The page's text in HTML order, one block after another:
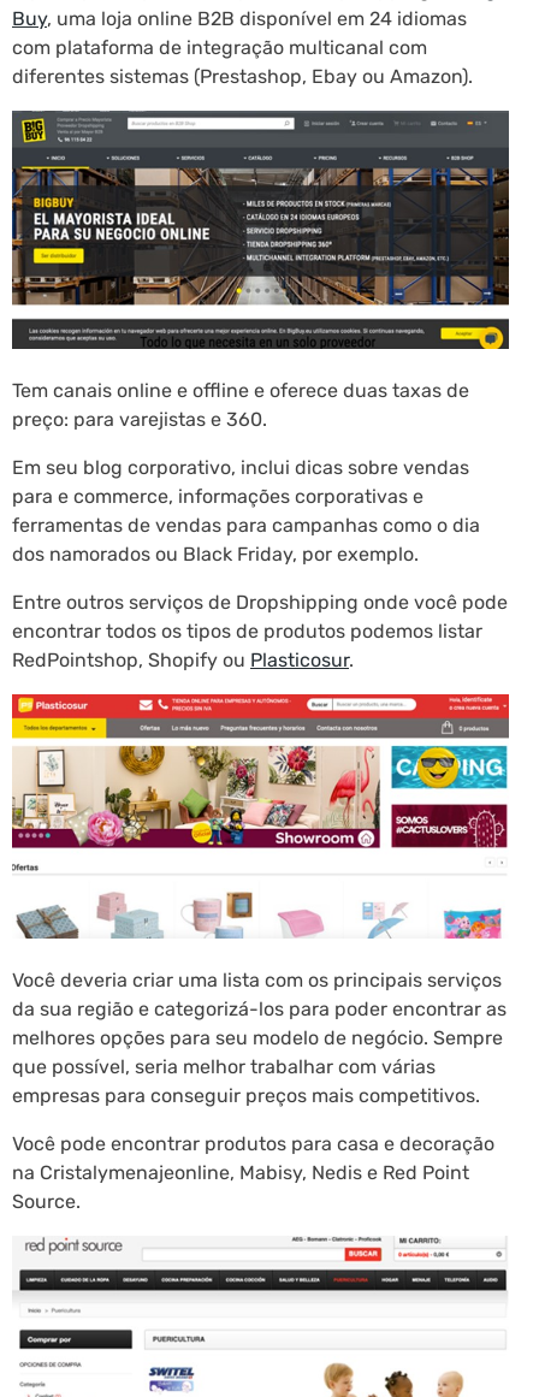
Buy, uma loja online B2B disponível em 24 idiomas
com plataforma de integração multicanal com
diferentes sistemas (Prestashop, Ebay ou Amazon).
Tem canais online e offline e oferece duas taxas de
preço: para varejistas e 360.
Em seu blog corporativo, inclui dicas sobre vendas
para e commerce, informações corporativas e
ferramentas de vendas para campanhas como o dia
dos namorados ou Black Friday, por exemplo.
Entre outros serviços de Dropshipping onde você pode
encontrar todos os tipos de produtos podemos listar
RedPointshop, Shopify ou Plasticosur.
Você deveria criar uma lista com os principais serviços
da sua região e categorizá-los para poder encontrar as
melhores opções para seu modelo de negócio. Sempre
que possível, seria melhor trabalhar com várias
empresas para conseguir preços mais competitivos.
Você pode encontrar produtos para casa e decoração
na Cristalymenajeonline, Mabisy, Nedis e Red Point
Source.